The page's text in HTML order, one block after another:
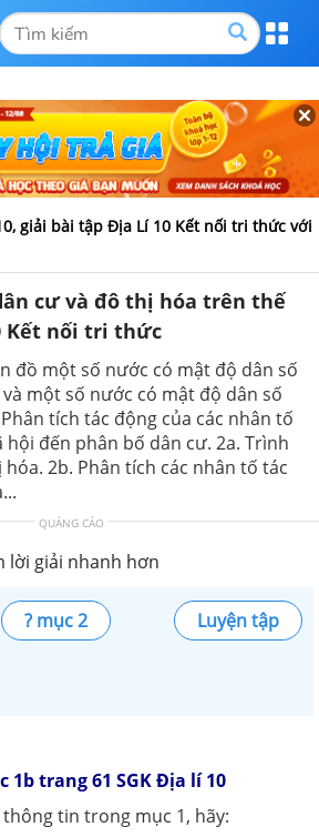
giải bài tập Địa Lí 10 Kết nối tri thức với
cư và đô thị hóa trên thế
Kết nối tri thức
đồ một số nước có mật độ dân số
một số nước có mật độ dân số
tích tác động của các nhân tố
đến phân bố dân cư. 2a. Trình
2b. Phân tích các nhân tố tác
QUẢNG CÁO
lời giải nhanh hơn
? mục 2
Luyện tập
1b trang 61 SGK Địa lí 10
tin trong mục 1, hãy: